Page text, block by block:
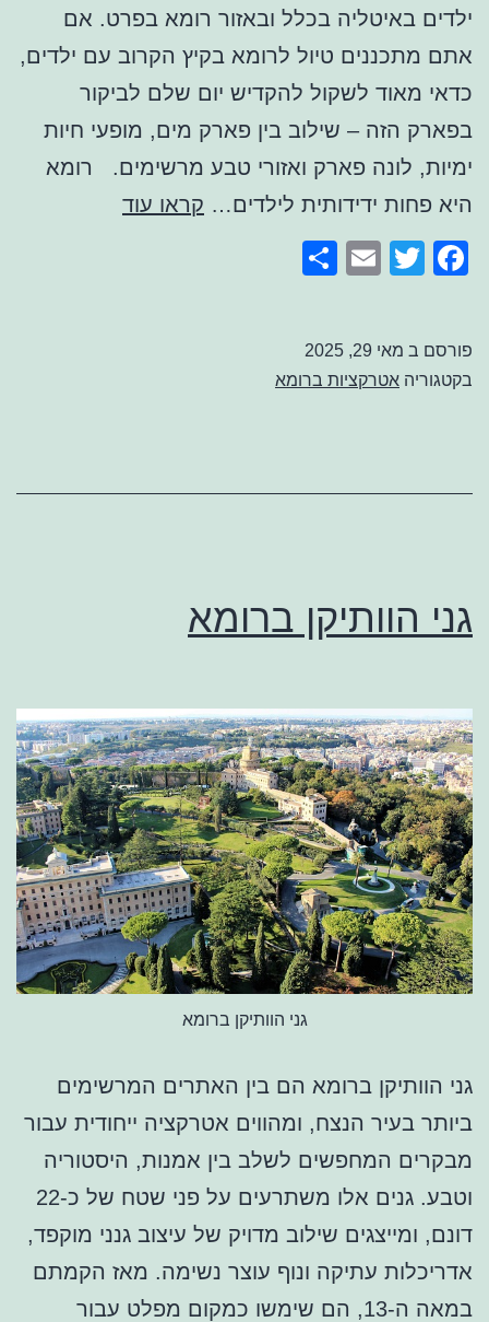
ילדים באיטליה בכלל ובאזור רומא בפרט. אם
אתם מתכננים טיול לרומא בקיץ הקרוב עם ילדים,
כדאי מאוד לשקול להקדיש יום שלם לביקור
בפארק הזה – שילוב בין פארק מים, מופעי חיות
ימיות, לונה פארק ואזורי טבע מרשימים. רומא
היא פחות ידידותית לילדים… קראו עודפארק
Facebook
Twitter
Email
פורסם ב מאי 29, 2025
בקטגוריה אטרקציות ברומא
גני הוותיקן ברומא
גני הוותיקן ברומא
גני הוותיקן ברומא הם בין האתרים המרשימים
ביותר בעיר הנצח, ומהווים אטרקציה ייחודית עבור
מבקרים המחפשים לשלב בין אמנות, היסטוריה
וטבע. גנים אלו משתרעים על פני שטח של כ-22
דונם, ומייצגים שילוב מדויק של עיצוב גנני מוקפד,
אדריכלות עתיקה ונוף עוצר נשימה. מאז הקמתם
במאה ה-13, הם שימשו כמקום מפלט עבור